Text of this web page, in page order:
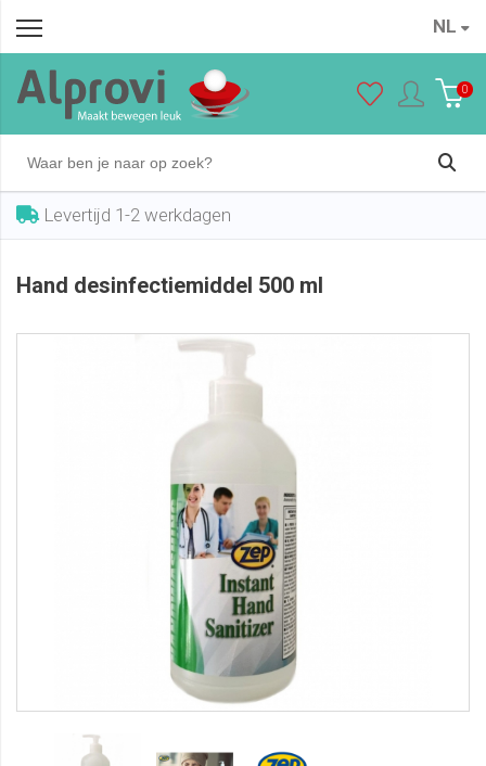
NL
0
Levertijd 1-2 werkdagen
Hand desinfectiemiddel 500 ml
€ 15,95